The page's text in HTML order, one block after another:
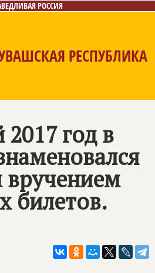
РОССИЯ
РЕСПУБЛИКА
Контакты
год в
билетов.